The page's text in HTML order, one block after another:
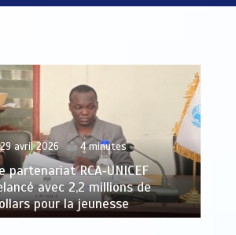
29 avril 2026 4 minutes
partenariat RCA‑UNICEF
avec 2,2 millions de
pour la jeunesse